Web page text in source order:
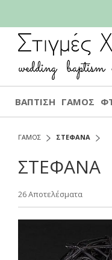
ΒΑΠΤΙΣΗ ΓΑΜΟΣ
ΓΑΜΟΣ ΣΤΕΦΑΝΑ
ΣΤΕΦΑΝΑ
26 Αποτελέσματα